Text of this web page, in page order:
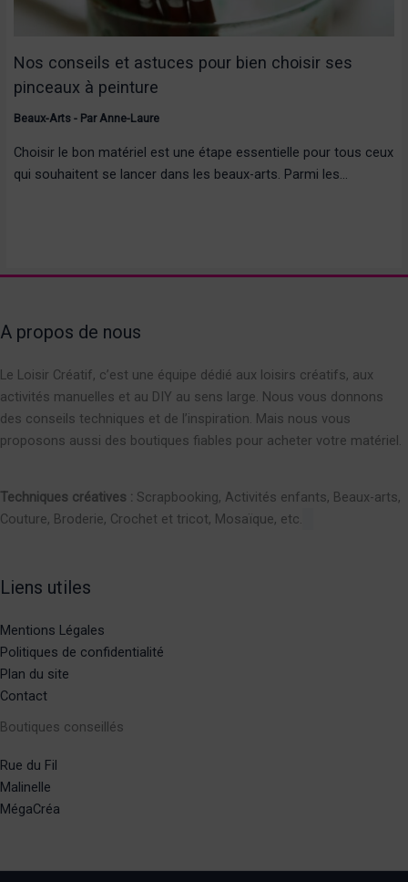
Nos conseils et astuces pour bien choisir ses
pinceaux à peinture
Beaux-Arts- Par Anne-Laure
Choisir le bon matériel est une étape essentielle pour tous ceux
qui souhaitent se lancer dans les beaux-arts. Parmi les…
A propos de nous
Le Loisir Créatif, c’est une équipe dédié aux loisirs créatifs, aux
activités manuelles et au DIY au sens large. Nous vous donnons
des conseils techniques et de l’inspiration. Mais nous vous
proposons aussi des boutiques fiables pour acheter votre matériel.
Techniques créatives : Scrapbooking, Activités enfants, Beaux-arts,
Couture, Broderie, Crochet et tricot, Mosaïque, etc.
Liens utiles
Mentions Légales
Politiques de confidentialité
Plan du site
Contact
Boutiques conseillés
Rue du Fil
Malinelle
MégaCréa